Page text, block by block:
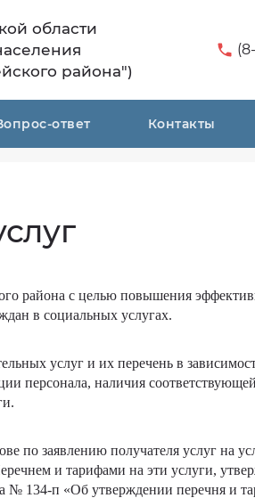
области
района")
ответ Контакты
района с целью повышения
в социальных услугах.
услуг и их перечень в
персонала, наличия
по заявлению получателя услуг на
и тарифами на эти услуги,
№ 134-п «Об утверждении перечня и